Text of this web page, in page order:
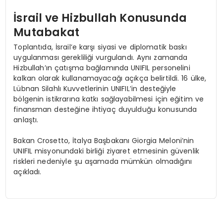
İsrail ve Hizbullah Konusunda
Mutabakat
Toplantıda, İsrail’e karşı siyasi ve diplomatik baskı
uygulanması gerekliliği vurgulandı. Aynı zamanda
Hizbullah’ın çatışma bağlamında UNIFIL personelini
kalkan olarak kullanamayacağı açıkça belirtildi. 16 ülke,
Lübnan Silahlı Kuvvetlerinin UNIFIL’in desteğiyle
bölgenin istikrarına katkı sağlayabilmesi için eğitim ve
finansman desteğine ihtiyaç duyulduğu konusunda
anlaştı.
Bakan Crosetto, İtalya Başbakanı Giorgia Meloni’nin
UNIFIL misyonundaki birliği ziyaret etmesinin güvenlik
riskleri nedeniyle şu aşamada mümkün olmadığını
açıkladı.